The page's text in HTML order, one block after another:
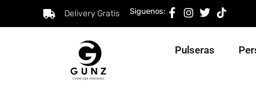
Delivery Gratis Siguenos:
Pulseras